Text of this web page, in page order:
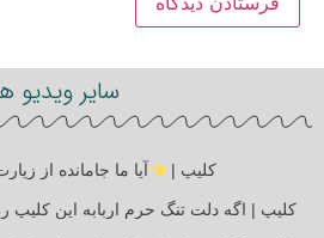
سایر ویدیو
کلیپ | آیا ما جامانده از
کلیپ | اگه دلت تنگ حرم اربابه این